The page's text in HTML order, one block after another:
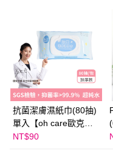
Apple Pay
大哥付你分期
相關說明
【大哥付你分期使用說明】
1.本服務由台灣大哥大提供，
2.付款方式選擇「大哥付你分
流程，驗證手機門號後，選擇
成交易。
3.實際核准額度、可分期數及
AFTEE先享後付
相關說明
【關於「AFTEE先享後付」】
AFTEE先享後付是「在收到商
ATM付款
抗菌潔膚濕紙巾(80抽)
單入【oh care歐克威
爾】★加價購
NT$90